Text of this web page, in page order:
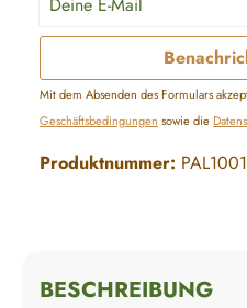
Mit dem Absenden des Formulars
Geschäftsbedingungen sowie die
Produktnummer:
BESCHREIBUNG